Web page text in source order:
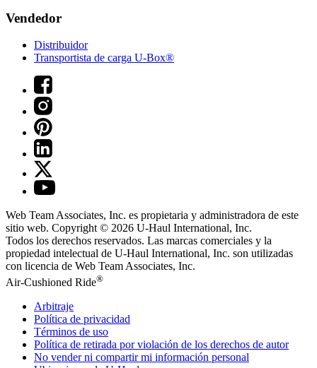
Vendedor
Distribuidor
Transportista de carga U-Box®
Web Team Associates, Inc. es propietaria y administradora de este
sitio web. Copyright © 2026 U-Haul International, Inc.
Todos los derechos reservados. Las marcas comerciales y la
propiedad intelectual de U-Haul International, Inc. son utilizadas
con licencia de Web Team Associates, Inc.
Air-Cushioned Ride®
Arbitraje
Política de privacidad
Términos de uso
Política de retirada por violación de los derechos de autor
No vender ni compartir mi información personal